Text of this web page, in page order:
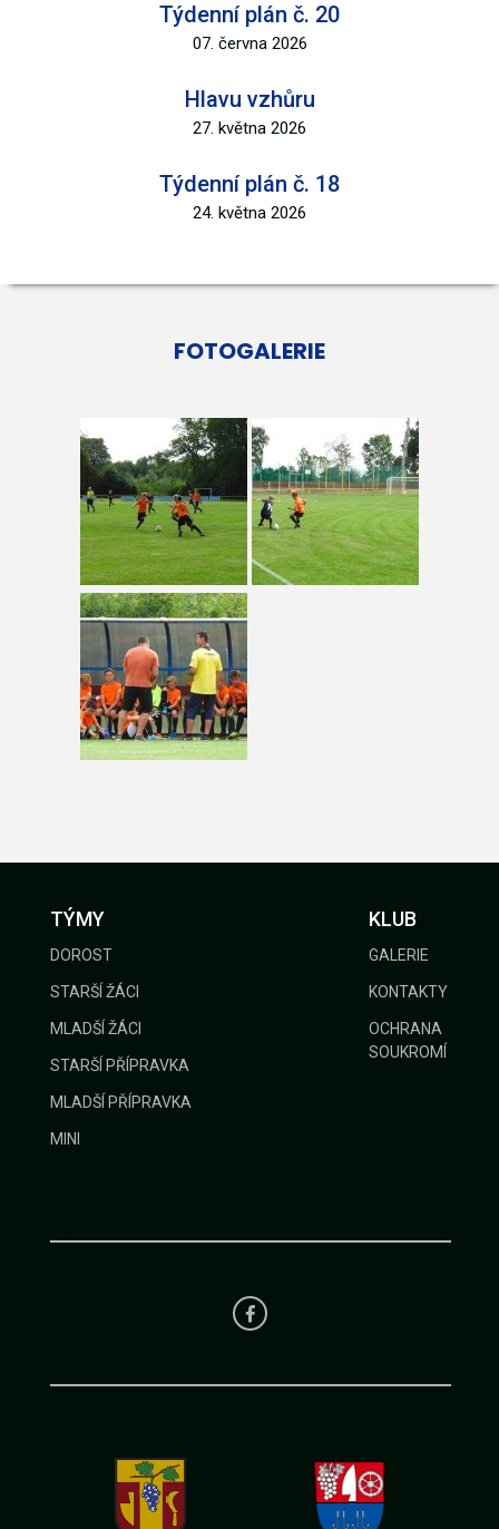
Týdenní plán č. 20
07. června 2026
Hlavu vzhůru
27. května 2026
Týdenní plán č. 18
24. května 2026
FOTOGALERIE
TÝMY
DOROST
STARŠÍ ŽÁCI
MLADŠÍ ŽÁCI
STARŠÍ PŘÍPRAVKA
MLADŠÍ PŘÍPRAVKA
MINI
KLUB
GALERIE
KONTAKTY
OCHRANA
SOUKROMÍ